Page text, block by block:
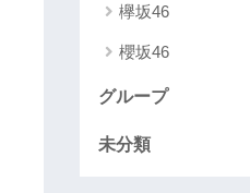
欅坂46
櫻坂46
グループ
未分類